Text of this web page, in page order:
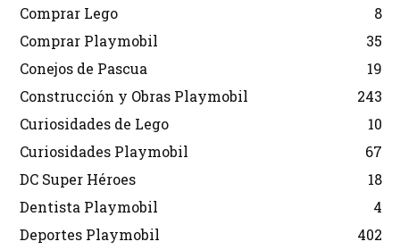
Comprar Lego
8
Comprar Playmobil
35
Conejos de Pascua
19
Construcción y Obras Playmobil
243
Curiosidades de Lego
10
Curiosidades Playmobil
67
DC Super Héroes
18
Dentista Playmobil
4
Deportes Playmobil
402